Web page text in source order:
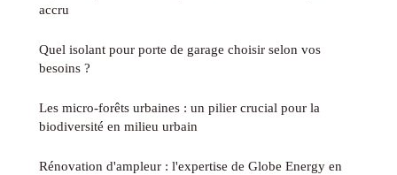
accru
Quel isolant pour porte de garage choisir selon vos
besoins ?
Les micro-forêts urbaines : un pilier crucial pour la
biodiversité en milieu urbain
Rénovation d'ampleur : l'expertise de Globe Energy en